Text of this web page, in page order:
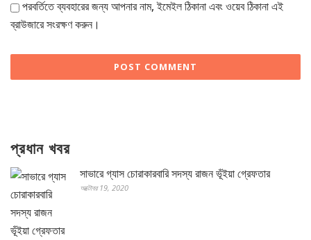
পরবর্তিতে ব্যবহারের জন্য আপনার নাম, ইমেইল ঠিকানা এবং ওয়েব ঠিকানা এই
ব্রাউজারে সংরক্ষণ করুন।
প্রধান খবর
সাভারে গ্যাস চোরাকারবারি সদস্য রাজন ভূঁইয়া গ্রেফতার
অক্টোবর 19, 2020